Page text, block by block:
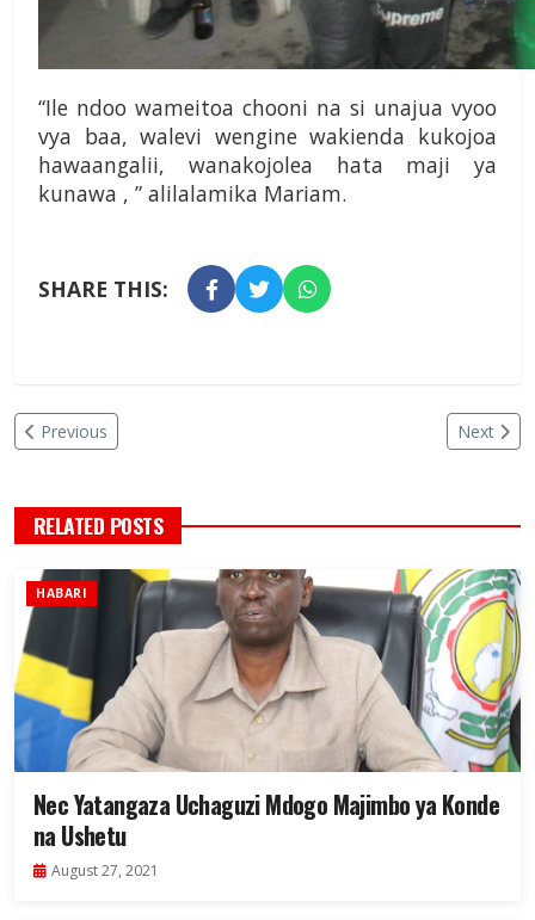
“Ile ndoo wa­meitoa chooni na si unajua vyoo
vya baa, walevi wengine wak­ienda kukojoa
hawaangalii, wanakojolea hata maji ya
kunawa , ” alilalamika Mariam.
SHARE THIS:
Previous Next
RELATED POSTS
HABARI
Nec Yatangaza Uchaguzi Mdogo Majimbo ya Konde
na Ushetu
August 27, 2021